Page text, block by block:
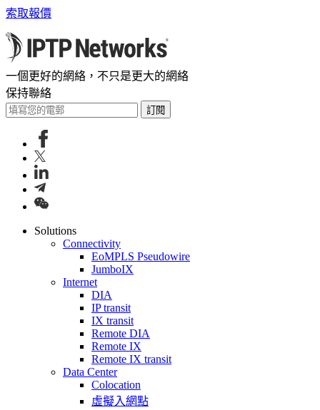
索取報價
一個更好的網絡，不只是更大的網絡
保持聯絡
訂閱
Solutions
Connectivity
EoMPLS Pseudowire
JumboIX
Internet
DIA
IP transit
IX transit
Remote DIA
Remote IX
Remote IX transit
Data Center
Colocation
虛擬入網點